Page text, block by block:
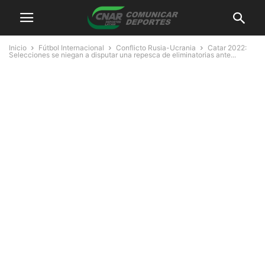
Inicio Fútbol Internacional Conflicto Rusia-Ucrania
Catar 2022:
Selecciones se niegan a disputar una repesca de eliminatorias ante...